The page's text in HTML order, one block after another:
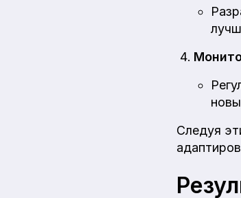
Следуя